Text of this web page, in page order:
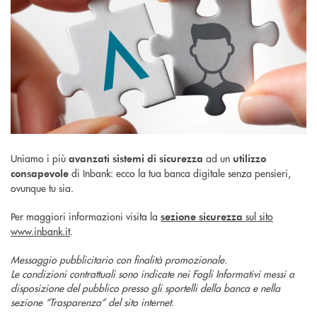
Uniamo i più avanzati sistemi di sicurezza ad un utilizzo
consapevole di Inbank: ecco la tua banca digitale senza pensieri,
ovunque tu sia.
Per maggiori informazioni visita la sezione sicurezza sul sito
www.inbank.it.
Messaggio pubblicitario con finalità promozionale.
Le condizioni contrattuali sono indicate nei Fogli Informativi messi a
disposizione del pubblico presso gli sportelli della banca e nella
sezione “Trasparenza” del sito internet.